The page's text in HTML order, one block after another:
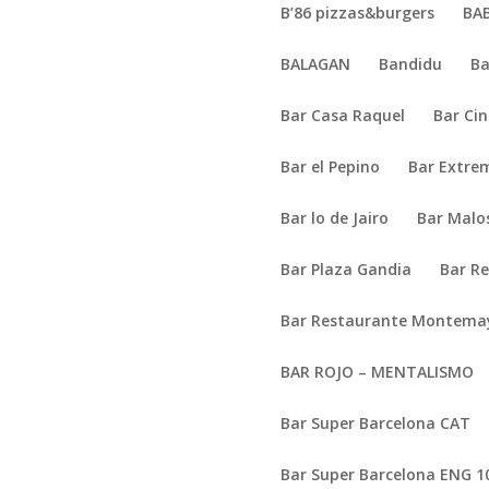
B’86 pizzas&burgers
BALAGAN Bandidu
Bar Casa Raquel Bar
Bar el Pepino Bar
Bar lo de Jairo Bar
Bar Plaza Gandia Bar
Bar Restaurante
BAR ROJO – MENTALISMO
Bar Super Barcelona CAT
Bar Super Barcelona ENG